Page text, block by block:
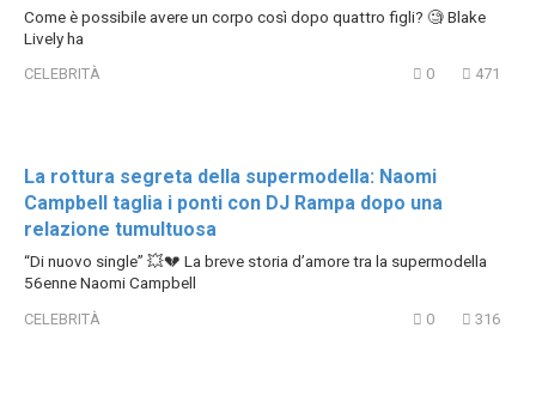
Come è possibile avere un corpo così dopo quattro figli? 🧐 Blake
Lively ha
CELEBRITÀ 0 471
La rottura segreta della supermodella: Naomi
Campbell taglia i ponti con DJ Rampa dopo una
relazione tumultuosa
“Di nuovo single” 💥💔 La breve storia d’amore tra la supermodella
56enne Naomi Campbell
CELEBRITÀ 0 316